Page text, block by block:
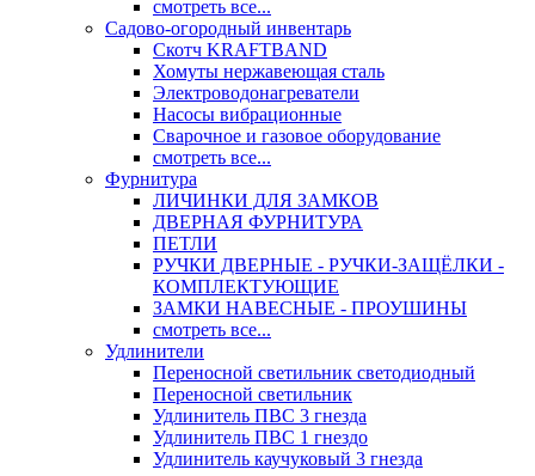
смотреть все...
Садово-огородный инвентарь
Скотч KRAFTBAND
Хомуты нержавеющая сталь
Электроводонагреватели
Насосы вибрационные
Сварочное и газовое оборудование
смотреть все...
Фурнитура
ЛИЧИНКИ ДЛЯ ЗАМКОВ
ДВЕРНАЯ ФУРНИТУРА
ПЕТЛИ
РУЧКИ ДВЕРНЫЕ - РУЧКИ-ЗАЩЁЛКИ -
КОМПЛЕКТУЮЩИЕ
ЗАМКИ НАВЕСНЫЕ - ПРОУШИНЫ
смотреть все...
Удлинители
Переносной светильник светодиодный
Переносной светильник
Удлинитель ПВС 3 гнезда
Удлинитель ПВС 1 гнездо
Удлинитель каучуковый 3 гнезда